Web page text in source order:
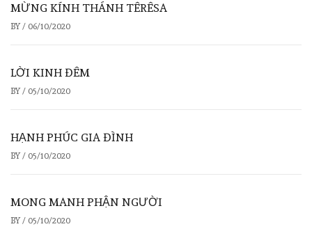
MỪNG KÍNH THÁNH TÊRÊSA
BY / 06/10/2020
LỜI KINH ĐÊM
BY / 05/10/2020
HẠNH PHÚC GIA ĐÌNH
BY / 05/10/2020
MONG MANH PHẬN NGƯỜI
BY / 05/10/2020